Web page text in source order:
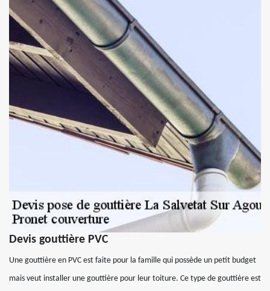
Devis gouttière PVC
Une gouttière en PVC est faite pour la famille qui possède un petit budget
mais veut installer une gouttière pour leur toiture. Ce type de gouttière est